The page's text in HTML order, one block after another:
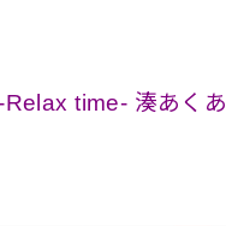
time- 湊あくあ